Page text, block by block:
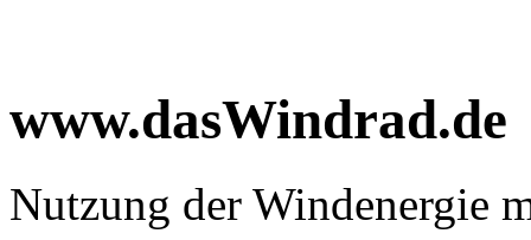
www.dasWindrad.de
Nutzung der Windenergie